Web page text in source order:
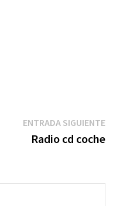
ENTRADA SIGUIENTE
Radio cd coche